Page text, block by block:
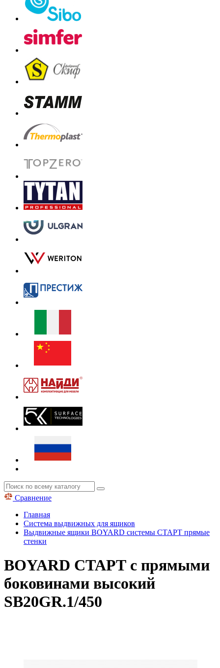
Сравнение
Главная
Система выдвижных для ящиков
Выдвижные ящики BOYARD системы СТАРТ прямые
стенки
BOYARD СТАРТ с прямыми
боковинами высокий
SB20GR.1/450